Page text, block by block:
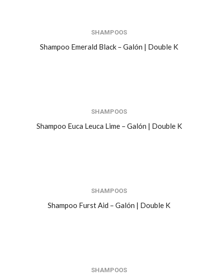
SHAMPOOS
Shampoo Emerald Black – Galón | Double K
SHAMPOOS
Shampoo Euca Leuca Lime – Galón | Double K
SHAMPOOS
Shampoo Furst Aid – Galón | Double K
SHAMPOOS